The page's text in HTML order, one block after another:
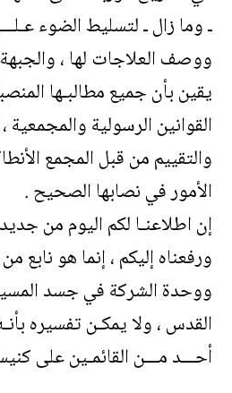
ـ وما زال ـ لتسليط الضوء
ووصف العلاجات لها ،
يقين بأن جميع مطالبـها
القوانين الرسولية
والتقييم من قبل المجمع
الأمور في نصابها الصحيح .
إن اطلاعنـا لكم اليوم من
ورفعناه إليكم ، إنما هو نابع
ووحدة الشركة في جسد
القدس ، ولا يمكـن تفسيره
أحـــد مـــن القائمـين على